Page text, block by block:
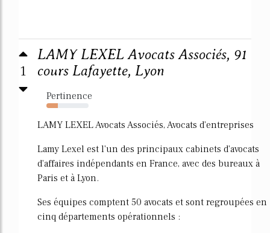
1
LAMY LEXEL Avocats Associés, 91
cours Lafayette, Lyon
Pertinence
27%
LAMY LEXEL Avocats Associés, Avocats d'entreprises
Lamy Lexel est l'un des principaux cabinets d'avocats
d'affaires indépendants en France, avec des bureaux à
Paris et à Lyon.
Ses équipes comptent 50 avocats et sont regroupées en
cinq départements opérationnels :